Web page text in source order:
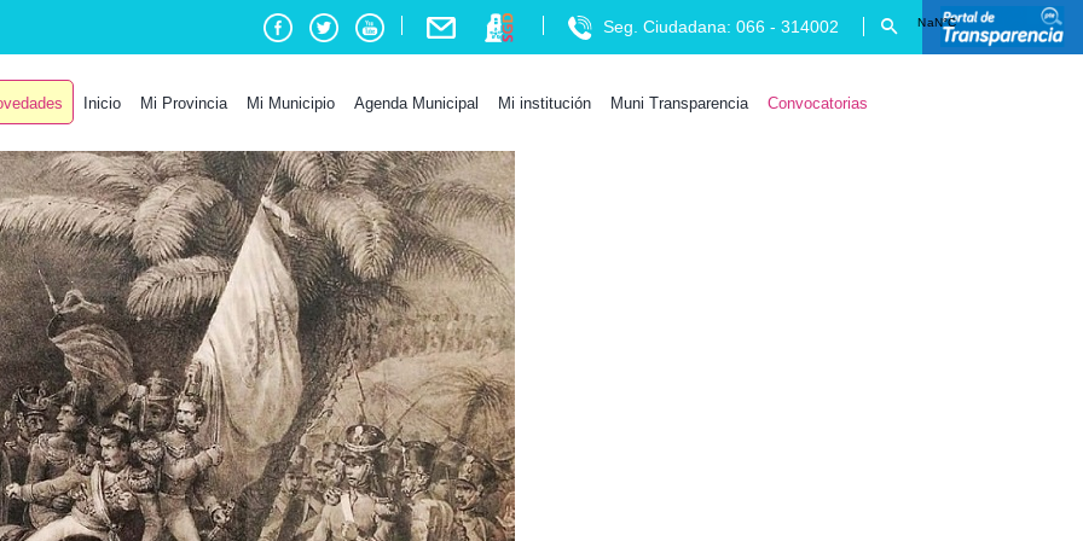
Seg. Ciudadana: 066 - 314002
Inicio Mi Provincia Mi Municipio Agenda Municipal Mi institución Muni Transparencia Convocatorias